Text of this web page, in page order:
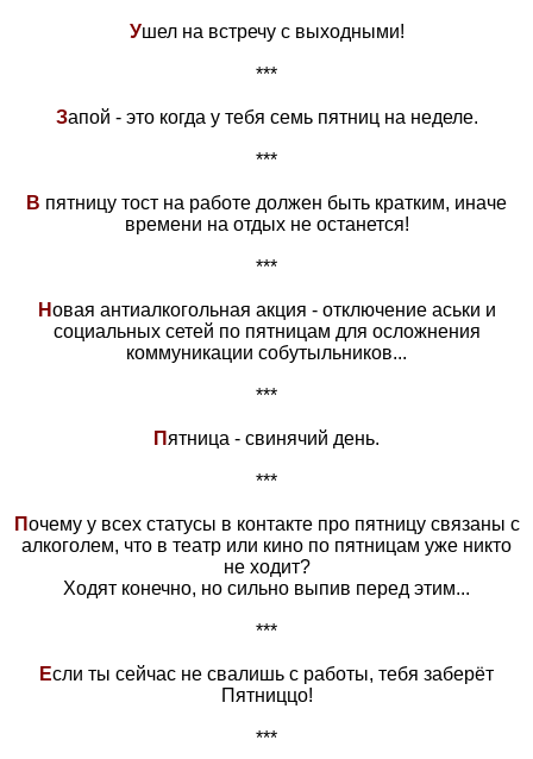
Ушел на встречу с выходными!
***
Запой - это когда у тебя семь пятниц на неделе.
***
В пятницу тост на работе должен быть кратким, иначе
времени на отдых не останется!
***
Новая антиалкогольная акция - отключение аськи и
социальных сетей по пятницам для осложнения
коммуникации собутыльников...
***
П ятница - свинячий день.
***
Почему у всех статусы в контакте про пятницу связаны с
алкоголем, что в театр или кино по пятницам уже никто
не ходит?
Ходят конечно, но сильно выпив перед этим...
***
Если ты сейчас не свалишь с работы, тебя заберёт
Пятниццо!
***